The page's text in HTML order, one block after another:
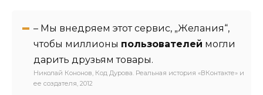
– Мы внедряем этот сервис, „Желания“,
чтобы миллионы пользователей могли
дарить друзьям товары.
Николай Кононов, Код Дурова. Реальная история «ВКонтакте» и
ее создателя, 2012